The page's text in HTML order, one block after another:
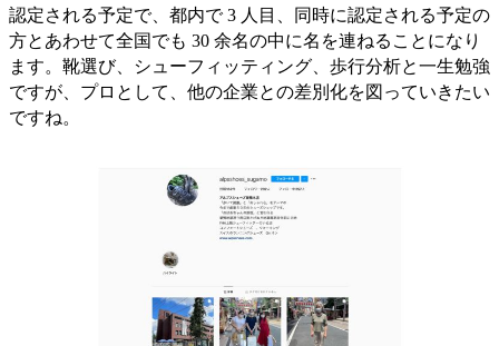
認定される予定で、都内で 3 人目、同時に認定される予定の
方とあわせて全国でも 30 余名の中に名を連ねることになり
ます。靴選び、シューフィッティング、歩行分析と一生勉強
ですが、プロとして、他の企業との差別化を図っていきたい
ですね。